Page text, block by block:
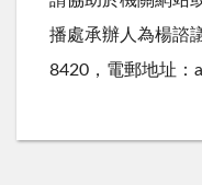
播處承辦人為楊諮
8420，電郵地址：